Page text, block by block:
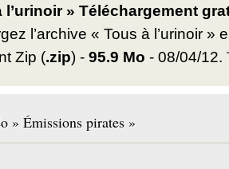
l’urinoir » Téléchargement
l’archive « Tous à l’urinoir »
Zip (.zip) - 95.9 Mo - 08/04/12.
» Émissions pirates »